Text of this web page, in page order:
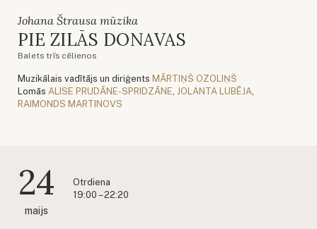
Johana Štrausa mūzika
PIE ZILĀS DONAVAS
Balets trīs cēlienos
Muzikālais vadītājs un diriģents MĀRTIŅŠ OZOLIŅŠ
Lomās ALISE PRUDĀNE-SPRIDZĀNE JOLANTA LUBĒJA
RAIMONDS MARTINOVS
24
maijs
Otrdiena
19:00 – 22:20